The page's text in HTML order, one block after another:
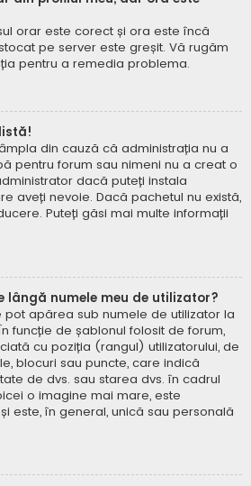
orar este corect și ora este încă
pe server este greșit. Vă rugăm
pentru a remedia problema.
din cauză că administrația nu a
pentru forum sau nimeni nu a creat o
dacă puteți instala
aveți nevoie. Dacă pachetul nu există,
Puteți găsi mai multe informații
lângă numele meu de utilizator?
pot apărea sub numele de utilizator la
funcție de șablonul folosit de forum,
cu poziția (rangul) utilizatorului, de
blocuri sau puncte, care indică
de dvs. sau starea dvs. în cadrul
o imagine mai mare, este
este, în general, unică sau personală